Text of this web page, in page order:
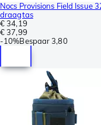
Nocs Provisions Field Issue
draagtas
€ 34,19
€ 37,99
-10%Bespaar 3,80